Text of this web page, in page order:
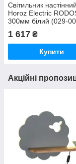
Світильник настінний
Horoz Electric
300мм білий (029-
1 617 ₴
Купити
Акційні